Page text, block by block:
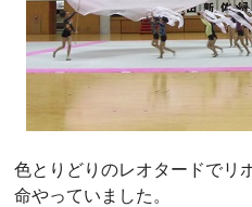
色とりどりのレオタードでリ
命やっていました。